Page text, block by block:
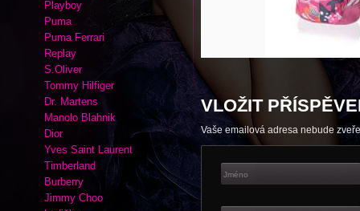
Cate Gray
Converse
Esprit
Fox
Lacoste
Nike
Pepe Jeans
Playboy
Puma
Puma Ferrari
Replay
S.Oliver
Tommy Hilfiger